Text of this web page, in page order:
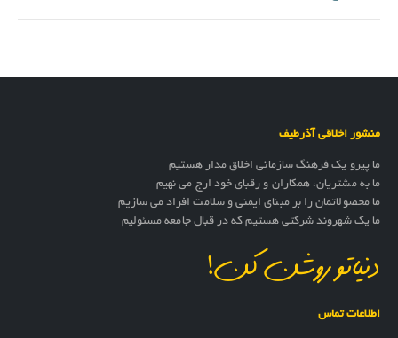
منشور اخلاقی آذرطیف
ما پیرو یک فرهنگ سازمانی اخلاق مدار هستیم
ما به مشتریان، همکاران و رقبای خود ارج می نهیم
ما محصولاتمان را بر مبنای ایمنی و سلامت افراد می سازیم
ما یک شهروند شرکتی هستیم که در قبال جامعه مسئولیم
دنیاتو روشن کن!
اطلاعات تماس